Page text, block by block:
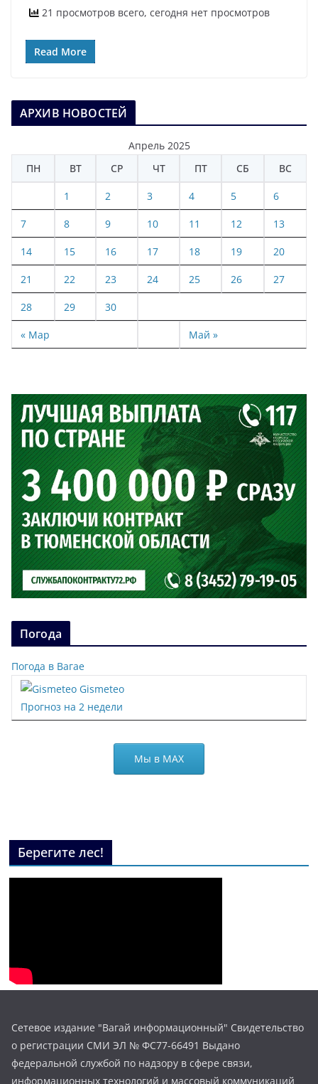
21 просмотров всего, сегодня нет просмотров
Read More
АРХИВ НОВОСТЕЙ
Апрель 2025
ПН
ВТ СР ЧТ ПТ СБ ВС
« Мар Май »
1 2 3 4 5 6
7 8 9 10 11 12 13
14 15 16 17 18 19 20
21 22 23 24 25 26 27
28 29 30
Погода
Погода в Вагае
Gismeteo
Прогноз на 2 недели
Мы в МАХ
Берегите лес!
Сетевое издание "Вагай информационный" Свидетельство
о регистрации СМИ ЭЛ № ФС77-66491 Выдано
федеральной службой по надзору в сфере связи,
информационных технологий и массовый коммуникаций